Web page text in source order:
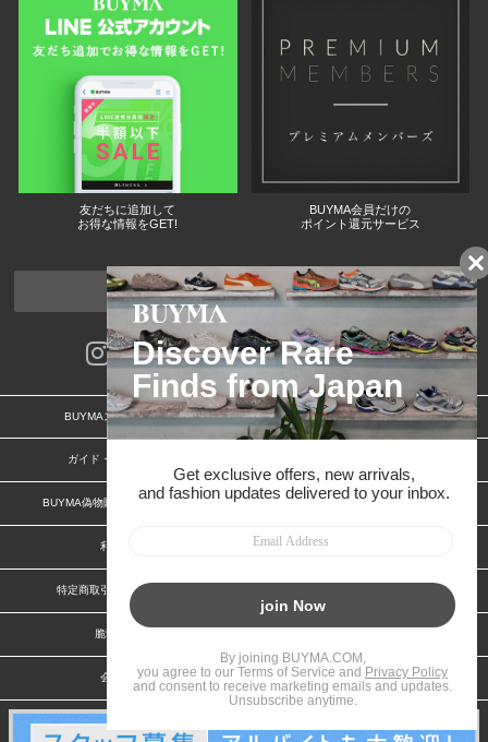
友だちに追加して
お得な情報をGET!
BUYMA会員だけの
ポイント還元サービス
ページトップへ
BUYMAスタートガイド 安心への取り組み
ガイド・お問い合わせ
BUYMA偽物販売防止の取り組み BUYMA CARD
利用規約
特定商取引法に関する表記
脆弱性報告
会社案内 スタッフ募集